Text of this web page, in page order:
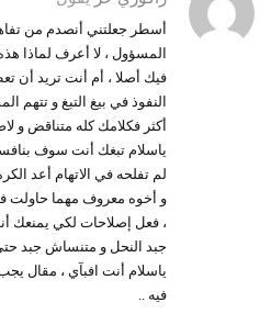
أسطر جعلتني أنصدم من
المسؤول ، لا أعرف لماذا
فيك أصلا ، أم أنت تريد أن
النفوذ في بيغ التبغ و تتهم
أكثر فكلامك كله متناقض و
ياسلام تبغك أنت سوف
لم تفلحه في الاتهام أعد
و أخوه معروف مهما حاولت في
، فعل إصلاحات لكي يمنعك
جبد النحل و متنساش جبد
ياسلام أنت افبآي ، مقال
فيه ..